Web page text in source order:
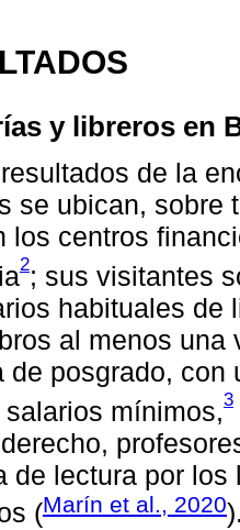
y libreros en
de la
se ubican, sobre
los centros
2; sus visitantes
habituales de
al menos una
de posgrado,
mínimos,3
de lectura por
(Marín et al., 2020